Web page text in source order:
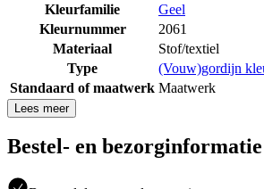
Kleurfamilie
Geel
Kleurnummer
2061
Materiaal
Stof/textiel
Type
(Vouw)gordijn
Standaard of maatwerk Maatwerk
Lees meer
Bestel- en bezorginformatie